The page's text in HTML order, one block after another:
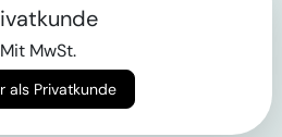
Mit MwSt.
Weiter als Privatkunde